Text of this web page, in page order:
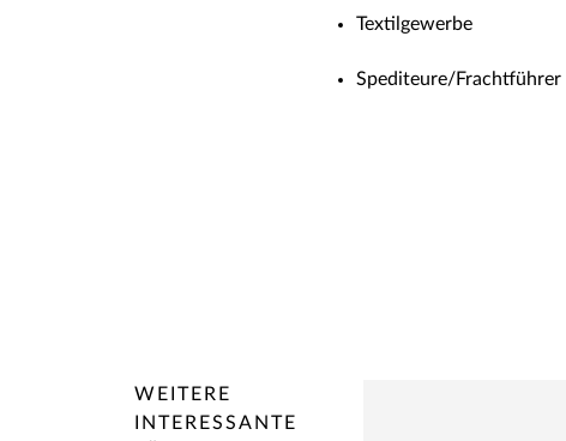
Textilgewerbe
Spediteure/Frachtführer
WEITERE
INTERESSANTE